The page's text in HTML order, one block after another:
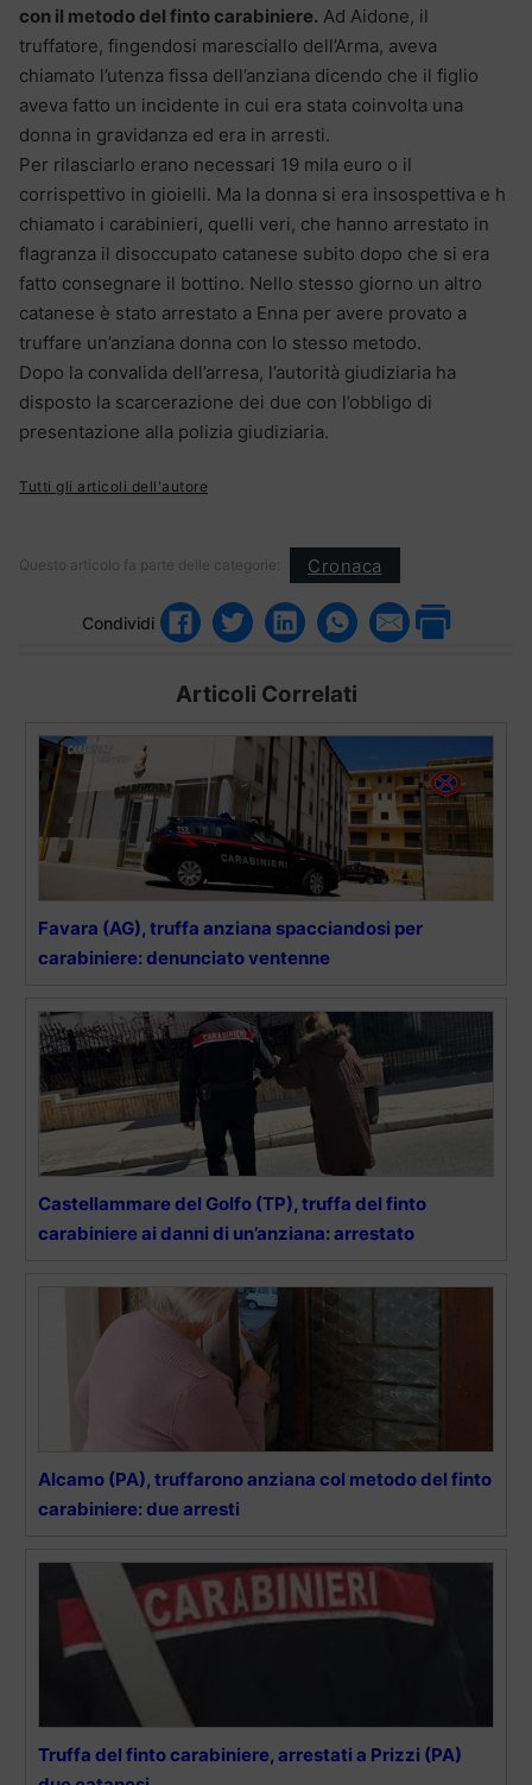
con il metodo del finto carabiniere. Ad Aidone, il
truffatore, fingendosi maresciallo dell’Arma, aveva
chiamato l’utenza fissa dell’anziana dicendo che il figlio
aveva fatto un incidente in cui era stata coinvolta una
donna in gravidanza ed era in arresti.
Per rilasciarlo erano necessari 19 mila euro o il
corrispettivo in gioielli. Ma la donna si era insospettiva e h
chiamato i carabinieri, quelli veri, che hanno arrestato in
flagranza il disoccupato catanese subito dopo che si era
fatto consegnare il bottino. Nello stesso giorno un altro
catanese è stato arrestato a Enna per avere provato a
truffare un’anziana donna con lo stesso metodo.
Dopo la convalida dell’arresa, l’autorità giudiziaria ha
disposto la scarcerazione dei due con l’obbligo di
presentazione alla polizia giudiziaria.
Tutti gli articoli dell'autore
Questo articolo fa parte delle categorie: Cronaca
Condividi
Articoli Correlati
Favara (AG), truffa anziana spacciandosi per
carabiniere: denunciato ventenne
Castellammare del Golfo (TP), truffa del finto
carabiniere ai danni di un’anziana: arrestato
Alcamo (PA), truffarono anziana col metodo del finto
carabiniere: due arresti
Truffa del finto carabiniere, arrestati a Prizzi (PA)